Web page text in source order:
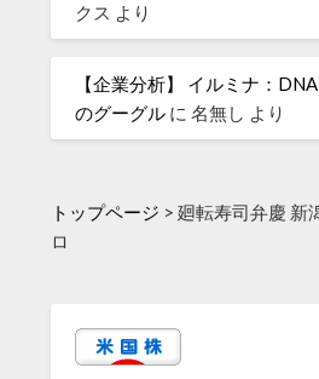
クス より
【企業分析】 イルミナ：
のグーグル に名無し より
トップページ >廻転寿司弁慶 新
ロ